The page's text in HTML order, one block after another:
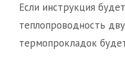
Если инструкция
теплопроводность
термопрокладок